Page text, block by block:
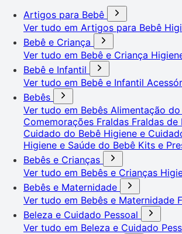
Artigos para Bebê
Ver tudo em Artigos para Bebê
Bebê e Criança
Ver tudo em Bebê e Criança
Bebê e Infantil
Ver tudo em Bebê e Infantil
Bebês
Ver tudo em Bebês Alimentação do
Comemorações Fraldas Fraldas de
Cuidado do Bebê Higiene e
Higiene e Saúde do Bebê Kits e
Bebês e Crianças
Ver tudo em Bebês e Crianças
Bebês e Maternidade
Ver tudo em Bebês e Maternidade
Beleza e Cuidado Pessoal
Ver tudo em Beleza e Cuidado